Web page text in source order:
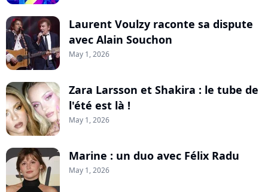
Laurent Voulzy raconte sa dispute
avec Alain Souchon
May 1, 2026
Zara Larsson et Shakira : le tube de
l'été est là !
May 1, 2026
Marine : un duo avec Félix Radu
May 1, 2026